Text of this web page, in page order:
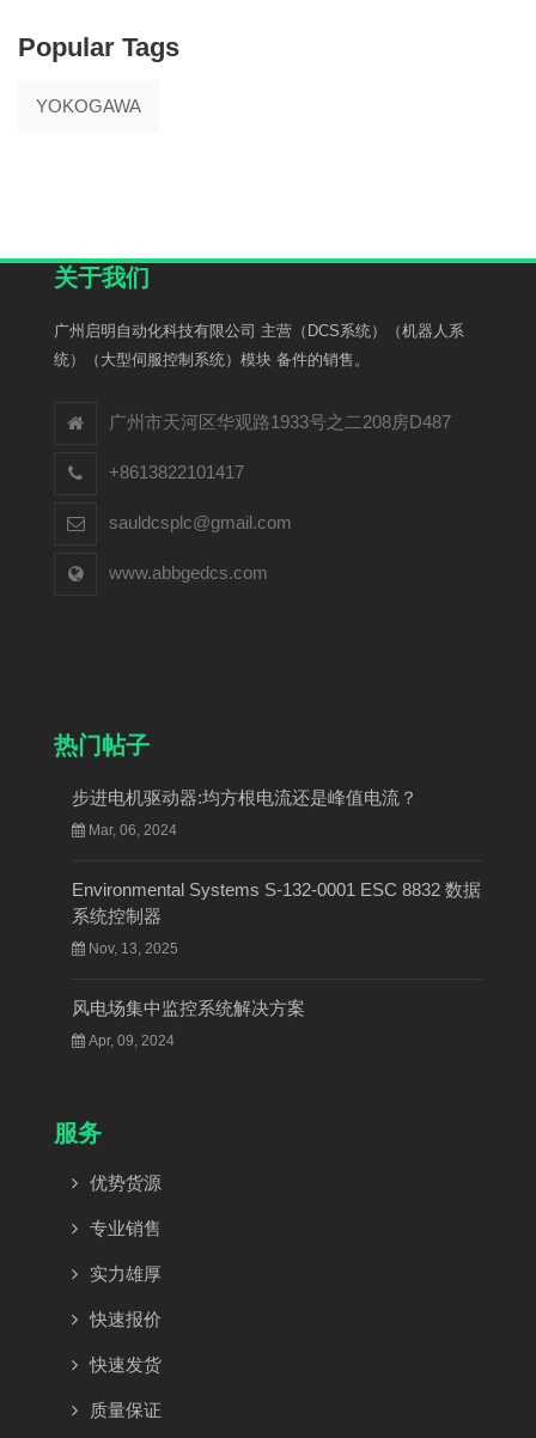
Popular Tags
YOKOGAWA
关于我们
广州启明自动化科技有限公司 主营（DCS系统）（机器人系
统）（大型伺服控制系统）模块 备件的销售。
广州市天河区华观路1933号之二208房D487
+8613822101417
sauldcsplc@gmail.com
www.abbgedcs.com
热门帖子
步进电机驱动器:均方根电流还是峰值电流？
Mar, 06, 2024
Environmental Systems S-132-0001 ESC 8832 数据
系统控制器
Nov, 13, 2025
风电场集中监控系统解决方案
Apr, 09, 2024
服务
优势货源
专业销售
实力雄厚
快速报价
快速发货
质量保证